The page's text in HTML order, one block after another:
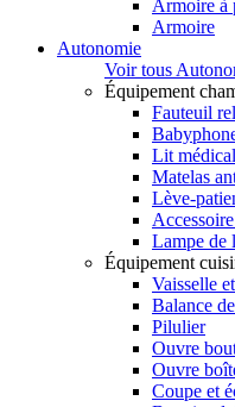
Armoire à
Armoire
Autonomie
Voir tous
Équipement
Fauteuil
Lit
Matelas
Lève-
Lampe de
Équipement
Vaisselle
Balance
Pilulier
Ouvre
Ouvre
Coupe et